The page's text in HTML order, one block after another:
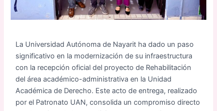
La Universidad Autónoma de Nayarit ha dado un paso
significativo en la modernización de su infraestructura
con la recepción oficial del proyecto de Rehabilitación
del área académico-administrativa en la Unidad
Académica de Derecho. Este acto de entrega, realizado
por el Patronato UAN, consolida un compromiso directo